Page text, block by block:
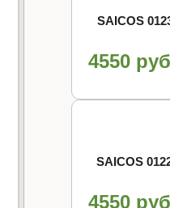
SAICOS
4550
SAICOS
4550